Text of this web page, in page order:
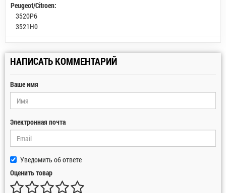
Peugeot/Citroen:
3520P6
3521H0
НАПИСАТЬ КОММЕНТАРИЙ
Ваше имя
Электронная почта
Уведомить об ответе
Оценить товар